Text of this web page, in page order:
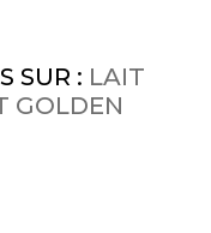
SUR : LAIT
GOLDEN